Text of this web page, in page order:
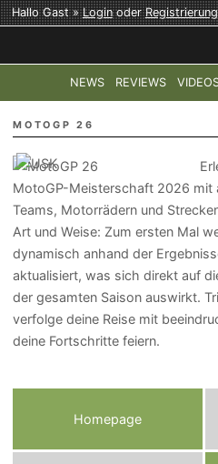
Hallo Gast »LoginoderRegistrierung
NEWS REVIEWS
TOP-THEMEN: COD: MODERN
MOTOGP 26
MotoGP-Meisterschaft 2026 mit
Teams, Motorrädern und
Art und Weise: Zum ersten Mal
dynamisch anhand der
aktualisiert, was sich direkt auf
der gesamten Saison auswirkt.
verfolge deine Reise mit
deine Fortschritte feiern.
Homepage